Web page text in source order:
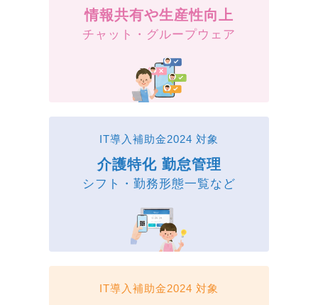
情報共有や生産性向上
チャット・グループウェア
IT導入補助金2024 対象
介護特化 勤怠管理
シフト・勤務形態一覧など
IT導入補助金2024 対象